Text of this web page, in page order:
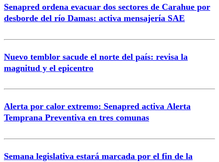
Correo
Senapred ordena evacuar dos sectores de Carahue por
desborde del río Damas: activa mensajería SAE
Nuevo temblor sacude el norte del país: revisa la
magnitud y el epicentro
Alerta por calor extremo: Senapred activa Alerta
Temprana Preventiva en tres comunas
Semana legislativa estará marcada por el fin de la